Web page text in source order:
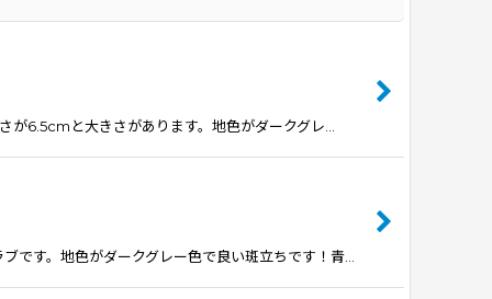
6.5cmと大きさがあります。地色がダークグレ…
す。地色がダークグレー色で良い斑立ちです！青…